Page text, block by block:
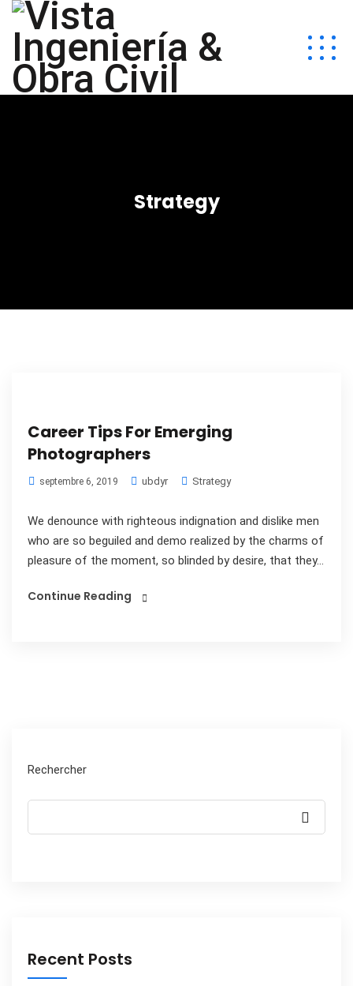
Strategy
Career Tips For Emerging
Photographers
septembre 6, 2019 ubdyr Strategy
We denounce with righteous indignation and dislike men
who are so beguiled and demo realized by the charms of
pleasure of the moment, so blinded by desire, that they...
Continue Reading
Rechercher
Recent Posts